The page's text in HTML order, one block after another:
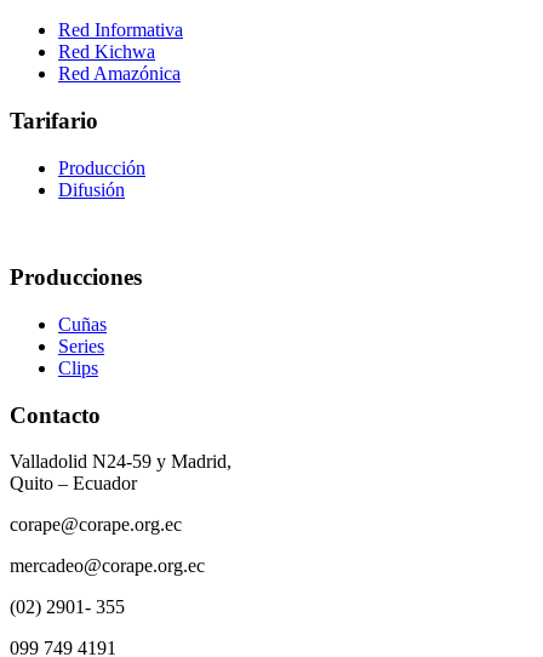
Red Informativa
Red Kichwa
Red Amazónica
Tarifario
Producción
Difusión
Producciones
Cuñas
Series
Clips
Contacto
Valladolid N24-59 y Madrid,
Quito – Ecuador
corape@corape.org.ec
mercadeo@corape.org.ec
(02) 2901- 355
099 749 4191